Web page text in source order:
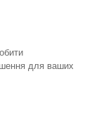
для ваших